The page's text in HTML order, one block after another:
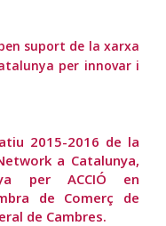
suport de la xarxa
per innovar i
2015-2016 de la
a Catalunya,
per ACCIÓ en
de Comerç de
de Cambres.